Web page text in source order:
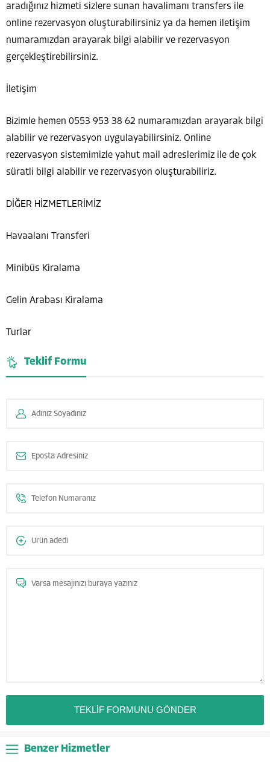
aradığınız hizmeti sizlere sunan havalimanı transfers ile
online rezervasyon oluşturabilirsiniz ya da hemen iletişim
numaramızdan arayarak bilgi alabilir ve rezervasyon
gerçekleştirebilirsiniz.
İletişim
Bizimle hemen 0553 953 38 62 numaramızdan arayarak bilgi
alabilir ve rezervasyon uygulayabilirsiniz. Online
rezervasyon sistemimizle yahut mail adreslerimiz ile de çok
süratli bilgi alabilir ve rezervasyon oluşturabiliriz.
DİĞER HİZMETLERİMİZ
Havaalanı Transferi
Minibüs Kiralama
Gelin Arabası Kiralama
Turlar
Teklif Formu
Benzer Hizmetler